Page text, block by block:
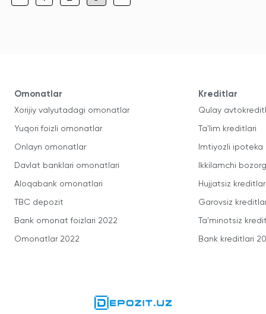
Omonatlar
Xorijiy valyutadagi omonatlar
Yuqori foizli omonatlar
Onlayn omonatlar
Davlat banklari omonatlari
Aloqabank omonatlari
TBC depozit
Bank omonat foizlari 2022
Omonatlar 2022
Kreditlar
Qulay
Ta'lim kreditlari
Imtiyozli ipoteka
Ikkilamchi
Hujjatsiz kreditlar
Garovsiz
Ta'minotsiz
Bank kreditlari